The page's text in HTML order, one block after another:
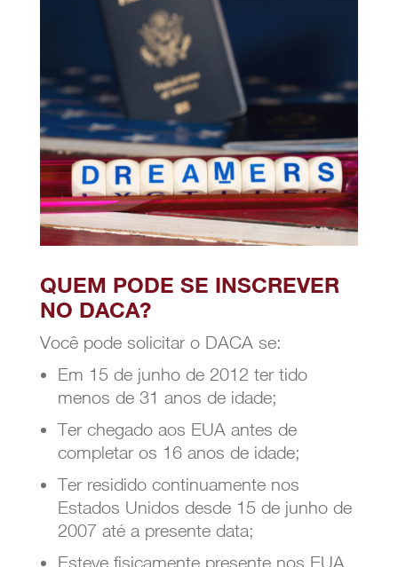
QUEM PODE SE INSCREVER
NO DACA?
Você pode solicitar o DACA se:
Em 15 de junho de 2012 ter tido
menos de 31 anos de idade;
Ter chegado aos EUA antes de
completar os 16 anos de idade;
Ter residido continuamente nos
Estados Unidos desde 15 de junho de
2007 até a presente data;
Esteve fisicamente presente nos EUA